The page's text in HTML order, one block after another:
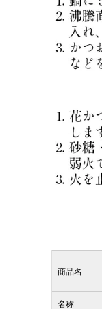
商品名
名称